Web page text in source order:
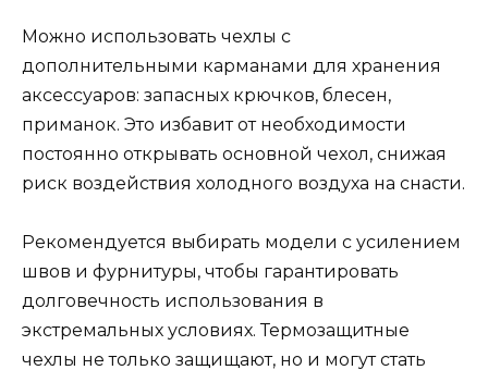
Можно использовать чехлы с
дополнительными карманами для хранения
аксессуаров: запасных крючков, блесен,
приманок. Это избавит от необходимости
постоянно открывать основной чехол, снижая
риск воздействия холодного воздуха на снасти.
Рекомендуется выбирать модели с усилением
швов и фурнитуры, чтобы гарантировать
долговечность использования в
экстремальных условиях. Термозащитные
чехлы не только защищают, но и могут стать